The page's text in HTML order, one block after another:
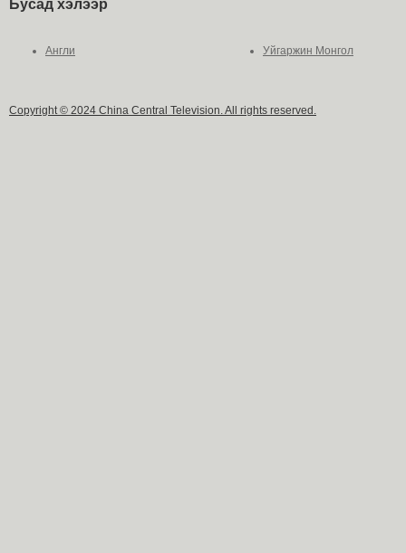
Бусад хэлээр
Англи Уйгаржин Монгол
Copyright © 2024 China Central Television. All rights reserved.